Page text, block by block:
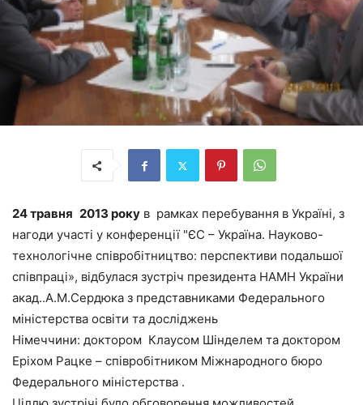
24 травня 2013 року в рамках перебування в Україні, з
нагоди участі у конференції "ЄС – Україна. Науково-
технологічне співробітництво: перспективи подальшої
співпраці», відбулася зустріч президента НАМН України
акад..А.М.Сердюка з представниками Федерального
міністерства освіти та досліджень
Німеччини: доктором Клаусом Шінделем та доктором
Еріхом Рацке – співробітником Міжнародного бюро
Федерального міністерства .